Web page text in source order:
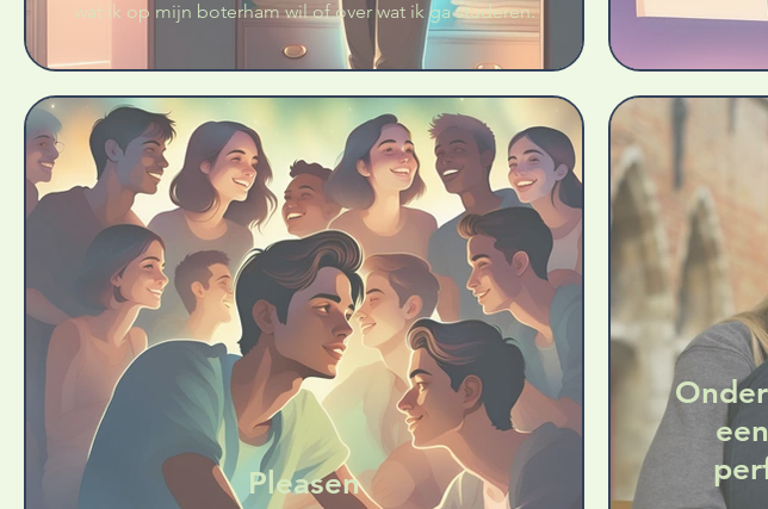
wat ik op mijn boterham wil of over wat ik ga studeren.
Pleasen